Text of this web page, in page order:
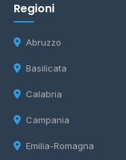
Regioni
Abruzzo
Basilicata
Calabria
Campania
Emilia-Romagna